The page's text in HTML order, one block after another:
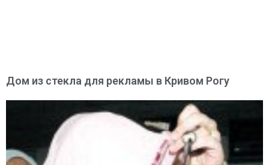
Дом из стекла для рекламы в Кривом Рогу